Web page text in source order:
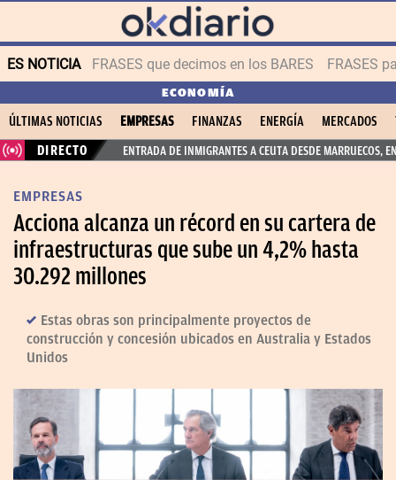
ES NOTICIA FRASES que decimos en los BARES FRASES
ECONOMÍA
ÚLTIMAS NOTICIAS EMPRESAS FINANZAS ENERGÍA MERCADOS
DIRECTO
ENTRADA DE INMIGRANTES A CEUTA DESDE MARRUECOS,
EMPRESAS
Acciona alcanza un récord en su cartera de
infraestructuras que sube un 4,2% hasta
30.292 millones
Estas obras son principalmente proyectos de
construcción y concesión ubicados en Australia y Estados
Unidos